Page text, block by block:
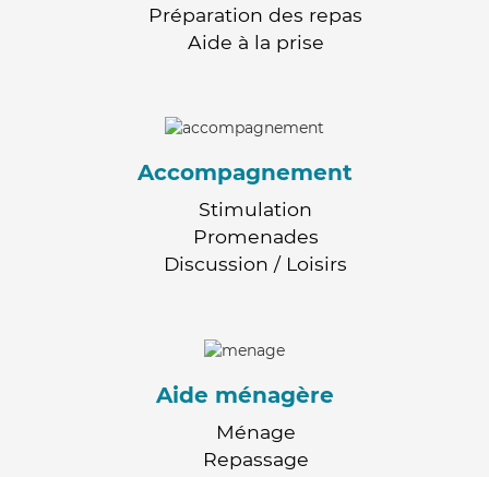
Préparation des repas
Aide à la prise
Accompagnement
Stimulation
Promenades
Discussion / Loisirs
Aide ménagère
Ménage
Repassage